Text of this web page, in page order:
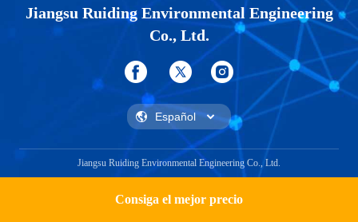
Consiga el mejor precio
Jiangsu Ruiding Environmental Engineering
Co., Ltd.
Jiangsu Ruiding Environmental Engineering Co., Ltd.
Get a Quote